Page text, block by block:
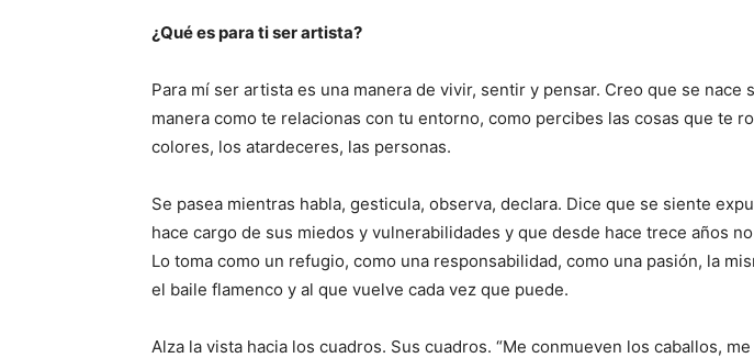
¿Qué es para ti ser artista?
Para mí ser artista es una manera de vivir, sentir y pensar. Creo que se nace
manera como te relacionas con tu entorno, como percibes las cosas que te
colores, los atardeceres, las personas.
Se pasea mientras habla, gesticula, observa, declara. Dice que se siente
hace cargo de sus miedos y vulnerabilidades y que desde hace trece años
Lo toma como un refugio, como una responsabilidad, como una pasión, la
el baile flamenco y al que vuelve cada vez que puede.
Alza la vista hacia los cuadros. Sus cuadros. “Me conmueven los caballos,